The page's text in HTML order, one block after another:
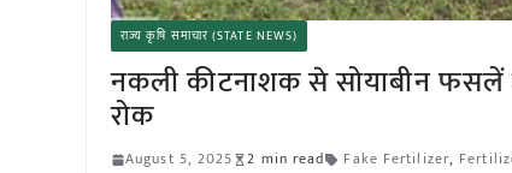
राज्य कृषि समाचार (STATE NEWS)
नकली कीटनाशक से सोयाबीन फसलें
रोक
August 5, 2025 2 min read Fake Fertilizer,